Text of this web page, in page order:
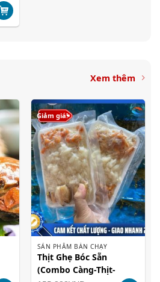
Xem thêm
Giảm giá!
SẢN PHẨM BÁN CHẠY
Thịt Ghẹ Bóc Sẵn
(Combo Càng-Thịt-